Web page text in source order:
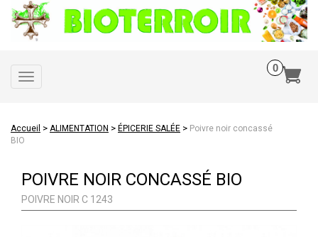
Toggle
navigation
Accueil > ALIMENTATION > ÉPICERIE SALÉE > Poivre noir concassé
BIO
POIVRE NOIR CONCASSÉ BIO
POIVRE NOIR C 1243